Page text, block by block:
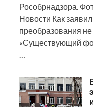
Рособрнадзора.
Новости Как
преобразования
«Существующий